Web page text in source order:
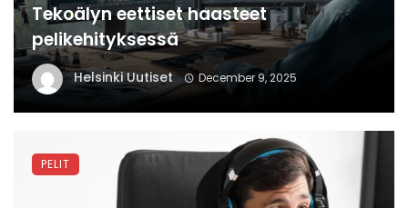
Tekoälyn eettiset haasteet
pelikehityksessä
Helsinki Uutiset December 9, 2025
PELIT